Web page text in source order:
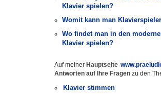
Klavier spielen?
Womit kann man
Wo findet man in den
Klavier spielen?
Auf meiner Hauptseite
Antworten auf Ihre Fragen zu den
Klavier stimmen